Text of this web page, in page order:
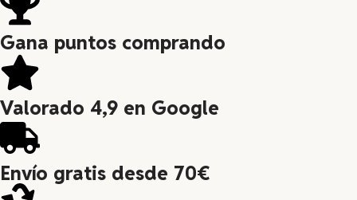
Gana puntos comprando
Valorado 4,9 en Google
Envío gratis desde 70€